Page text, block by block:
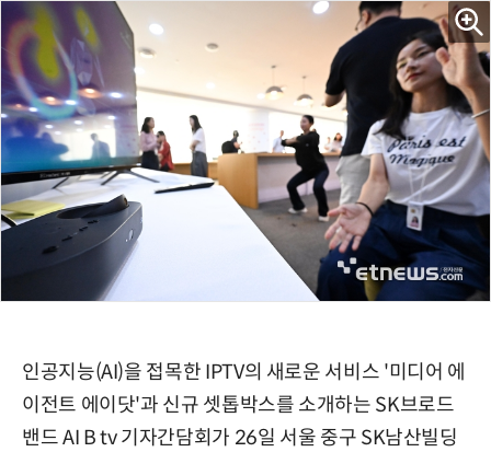
인공지능(AI)을 접목한 IPTV의 새로운 서비스 '미디어 에
이전트 에이닷'과 신규 셋톱박스를 소개하는 SK브로드
밴드 AI B tv 기자간담회가 26일 서울 중구 SK남산빌딩